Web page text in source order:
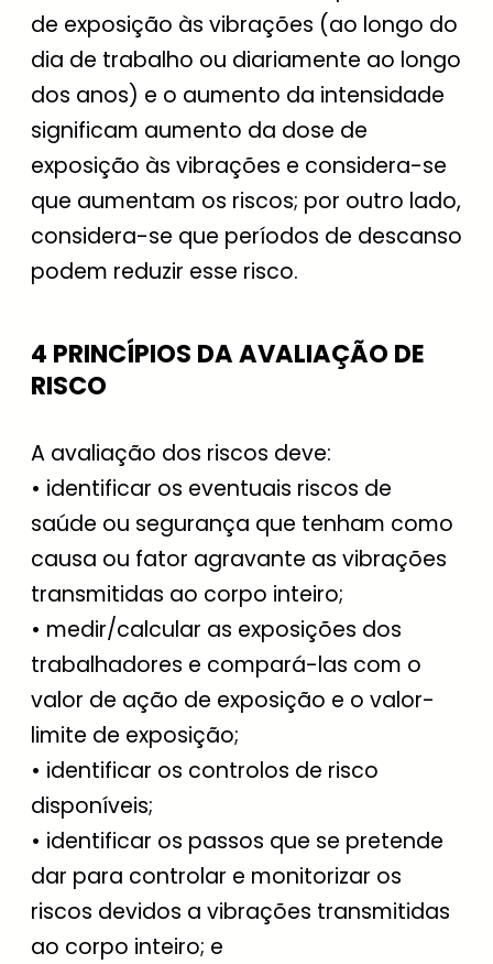
de exposição às vibrações (ao longo do
dia de trabalho ou diariamente ao longo
dos anos) e o aumento da intensidade
significam aumento da dose de
exposição às vibrações e considera-se
que aumentam os riscos; por outro lado,
considera-se que períodos de descanso
podem reduzir esse risco.
4 PRINCÍPIOS DA AVALIAÇÃO DE
RISCO
A avaliação dos riscos deve:
• identificar os eventuais riscos de
saúde ou segurança que tenham como
causa ou fator agravante as vibrações
transmitidas ao corpo inteiro;
• medir/calcular as exposições dos
trabalhadores e compará-las com o
valor de ação de exposição e o valor-
limite de exposição;
• identificar os controlos de risco
disponíveis;
• identificar os passos que se pretende
dar para controlar e monitorizar os
riscos devidos a vibrações transmitidas
ao corpo inteiro; e